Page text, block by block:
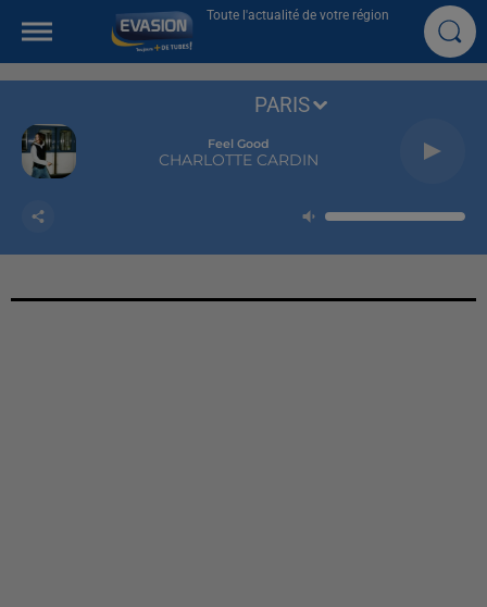
Toute l'actualité de votre région
Feel Good
CHARLOTTE CARDIN
PARIS